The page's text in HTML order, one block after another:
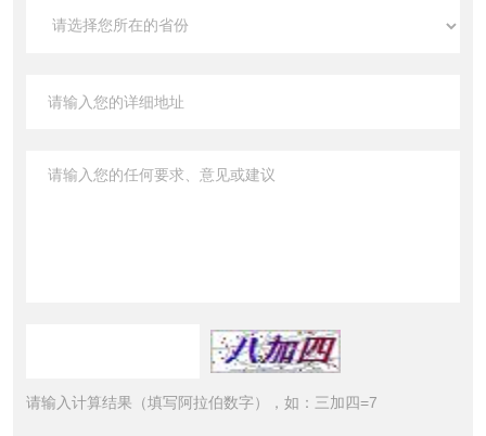
请输入计算结果（填写阿拉伯数字），如：三加四=7